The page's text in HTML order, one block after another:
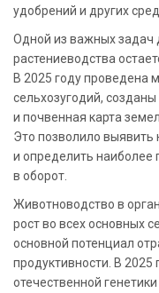
удобрений и других
Одной из важных задач
растениеводства
В 2025 году проведена
сельхозугодий,
и почвенная карта
Это позволило
и определить наиболее
в оборот.
Животноводство в
рост во всех основных
основной потенциал
продуктивности. В 2025
отечественной